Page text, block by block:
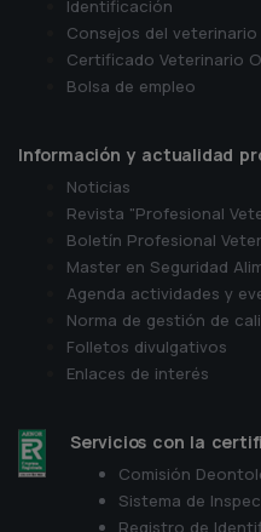
Identificación
Consejos del veterinario
Certificado Veterinario
Bolsa de empleo
Información y actualidad
Noticias
Revista "Profesional
Boletín Profesional
Master en Seguridad
Agenda actividades y
Norma de gestión de
Folletos divulgativos
Enlaces de interés
Servicios con la
Comisión
Sistema de
Registro de